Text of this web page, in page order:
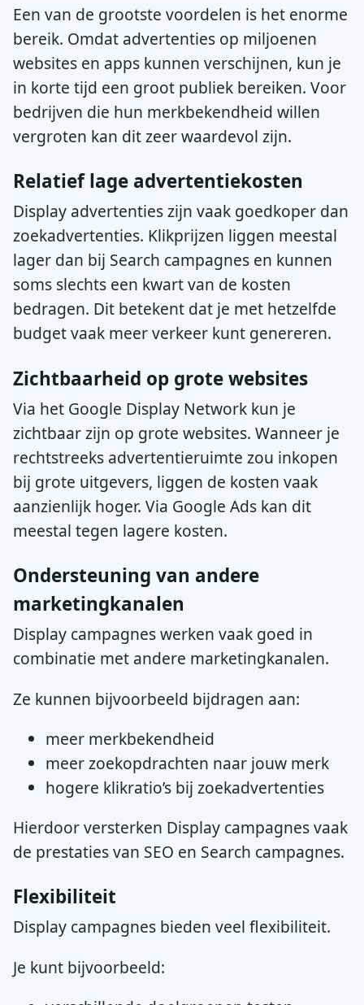
Een van de grootste voordelen is het enorme
bereik. Omdat advertenties op miljoenen
websites en apps kunnen verschijnen, kun je
in korte tijd een groot publiek bereiken. Voor
bedrijven die hun merkbekendheid willen
vergroten kan dit zeer waardevol zijn.
Relatief lage advertentiekosten
Display advertenties zijn vaak goedkoper dan
zoekadvertenties. Klikprijzen liggen meestal
lager dan bij Search campagnes en kunnen
soms slechts een kwart van de kosten
bedragen. Dit betekent dat je met hetzelfde
budget vaak meer verkeer kunt genereren.
Zichtbaarheid op grote websites
Via het Google Display Network kun je
zichtbaar zijn op grote websites. Wanneer je
rechtstreeks advertentieruimte zou inkopen
bij grote uitgevers, liggen de kosten vaak
aanzienlijk hoger. Via Google Ads kan dit
meestal tegen lagere kosten.
Ondersteuning van andere
marketingkanalen
Display campagnes werken vaak goed in
combinatie met andere marketingkanalen.
Ze kunnen bijvoorbeeld bijdragen aan:
meer merkbekendheid
meer zoekopdrachten naar jouw merk
hogere klikratio’s bij zoekadvertenties
Hierdoor versterken Display campagnes vaak
de prestaties van SEO en Search campagnes.
Flexibiliteit
Display campagnes bieden veel flexibiliteit.
Je kunt bijvoorbeeld: